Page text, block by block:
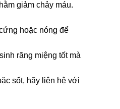
giảm chảy máu.
hoặc nóng để
răng miệng tốt mà
sốt, hãy liên hệ với